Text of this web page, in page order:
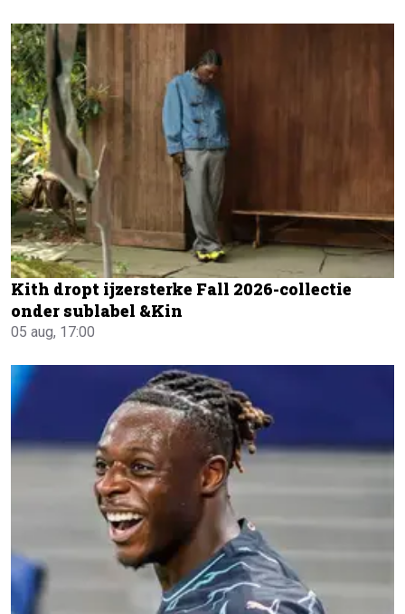
Kith dropt ijzersterke Fall 2026-collectie
onder sublabel &Kin
05 aug, 17:00